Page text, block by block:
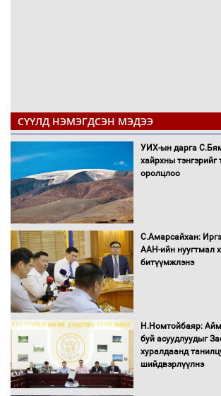
СҮҮЛД НЭМЭГДСЭН МЭДЭЭ
УИХ-ын дарга
хайрхны тэнгэрийг
оролцлоо
С.Амарсайхан:
ААН-ийн нуугтмал
битүүмжлэнэ
Н.Номтойбаяр:
буй асуудлуудыг
хуралдаанд
шийдвэрлүүлнэ